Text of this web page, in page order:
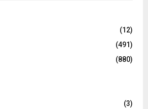
(12)
(491)
(880)
(3)